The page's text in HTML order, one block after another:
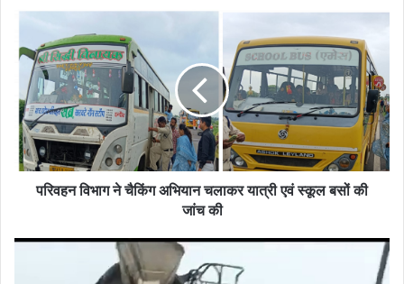
ने
चैकिंग
अभियान
चलाकर
यात्री
एवं
स्कूल
की
परिवहन विभाग ने चैकिंग अभियान चलाकर यात्री एवं स्कूल बसों की
जांच की
नेमावर: